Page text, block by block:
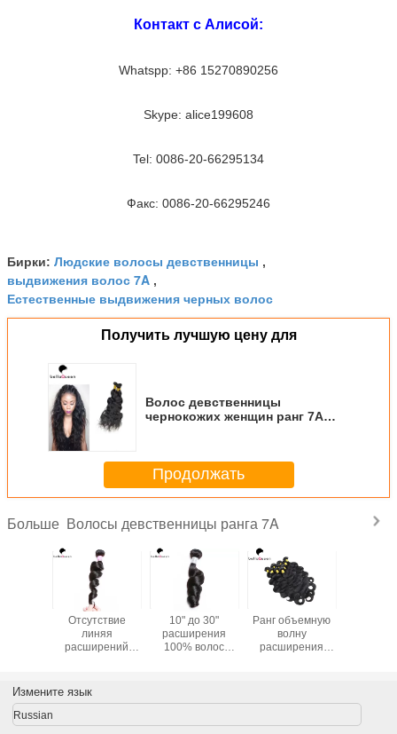
Контакт с Алисой:
Whatspp: +86 15270890256
Skype: alice199608
Tel: 0086-20-66295134
Факс: 0086-20-66295246
Бирки: Людские волосы девственницы ,
выдвижения волос 7A ,
Естественные выдвижения черных волос
Получить лучшую цену для
Волос девственницы
чернокожих женщин ранг 7A
Продолжать
Больше Волосы девственницы ранга 7A
волну
Отсутствие
линяя
расширений
естественных
отсутствие
длинной
10" до 30"
расширения
100% волос
освобождает
девственницы
Ранг объемную
волну
расширения
естественный
человеческих
Измените язык
Russian